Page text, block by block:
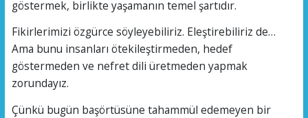
göstermek, birlikte yaşamanın temel şartıdır.
Fikirlerimizi özgürce söyleyebiliriz. Eleştirebiliriz de…
Ama bunu insanları ötekileştirmeden, hedef
göstermeden ve nefret dili üretmeden yapmak
zorundayız.
Çünkü bugün başörtüsüne tahammül edemeyen bir